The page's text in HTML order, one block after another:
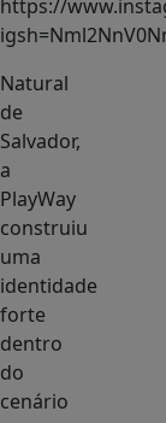
https://
Natural
de
Salvador,
a
PlayWay
construiu
uma
identidade
forte
dentro
do
cenário